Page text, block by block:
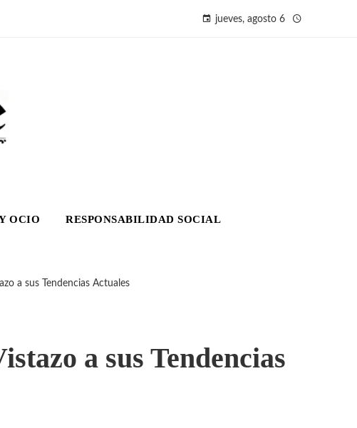
jueves, agosto 6
OCIO RESPONSABILIDAD SOCIAL
a sus Tendencias Actuales
a sus Tendencias